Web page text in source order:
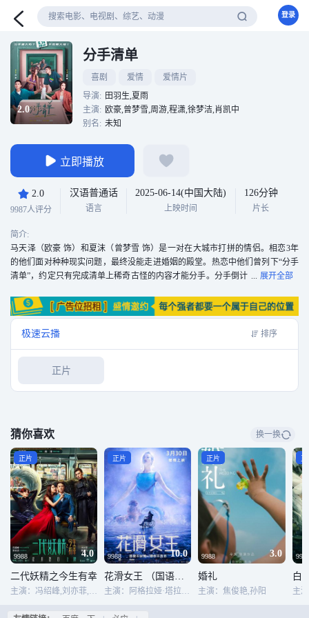
登录
2.0
分手清单
喜剧 爱情
爱情片
导演: 田羽生,夏雨
主演: 欧豪,曾梦雪,周游,程潇,徐梦洁,肖凯中
别名: 未知
立即播放
2.0
9987人评分
汉语普通话
语言
2025-06-14(中国大陆)
上映时间
126分钟
片长
简介:
马天泽（欧豪 饰）和夏沫（曾梦雪 饰）是一对在大城市打拼的情侣。相恋3年
的他们面对种种现实问题，最终没能走进婚姻的殿堂。热恋中他们曾列下“分手
清单”，约定只有完成清单上稀奇古怪的内容才能分手。分手倒计
的清单任务还能继续下去吗？
极速云播 排序
正片
猜你喜欢 换一换
9988 4.0
正片
二代妖精之今生有幸
主演：冯绍峰,刘亦菲,李光洁,郭京飞,焦俊艳
9988 10.0
正片
花滑女王 （国语版）
主演：阿格拉娅·塔拉索娃,亚历山大·佩特罗夫,米洛斯·比柯维奇,玛丽亚·阿龙诺娃,瑟妮娅·拉芙洛娃-格林卡
9988 3.0
正片
婚礼
主演：焦俊艳,孙阳
9988
正
白